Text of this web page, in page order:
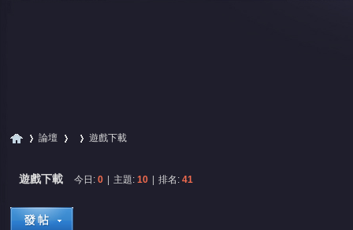
尋 »
論壇
› ›
遊戲下載
遊戲下載 今日: 0 主題: 10 排名: 41